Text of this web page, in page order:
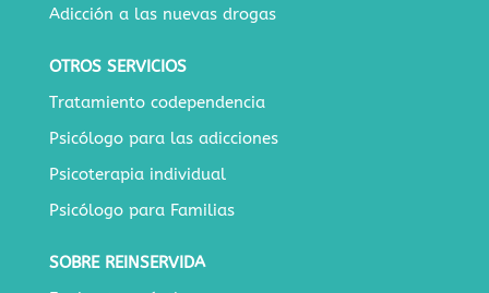
Adicción a las nuevas drogas
OTROS SERVICIOS
Tratamiento codependencia
Psicólogo para las adicciones
Psicoterapia individual
Psicólogo para Familias
SOBRE REINSERVIDA